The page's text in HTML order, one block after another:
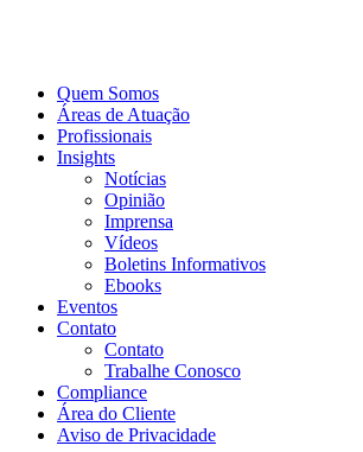
Quem Somos
Áreas de Atuação
Profissionais
Insights
Notícias
Opinião
Imprensa
Vídeos
Boletins Informativos
Ebooks
Eventos
Contato
Contato
Trabalhe Conosco
Compliance
Área do Cliente
Aviso de Privacidade